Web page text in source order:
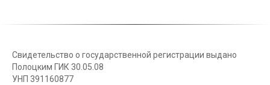
Свидетельство о государственной регистрации выдано
Полоцким ГИК 30.05.08
УНП 391160877